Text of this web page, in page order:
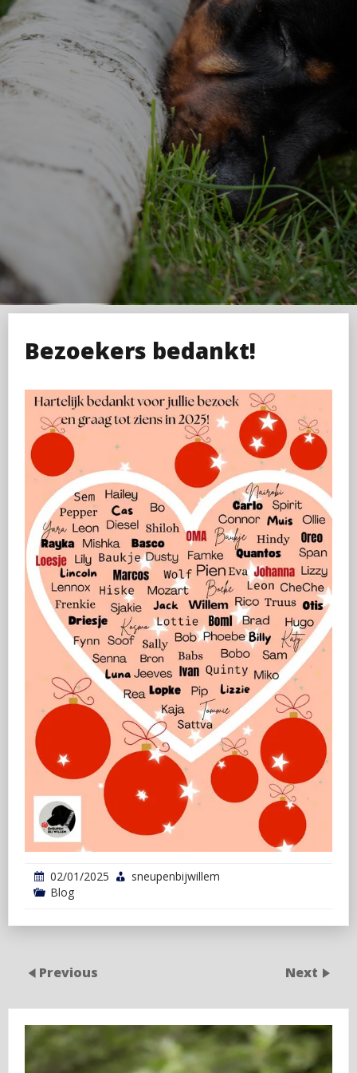
Bezoekers bedankt!
02/01/2025
sneupenbijwillem
Blog
Previous Next